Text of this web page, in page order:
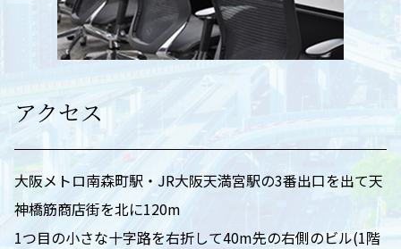
アクセス
大阪メトロ南森町駅・JR大阪天満宮駅の3番出口を出て天
神橋筋商店街を北に120m
1つ目の小さな十字路を右折して40m先の右側のビル(1階